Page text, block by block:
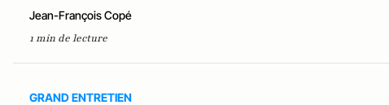
Jean-François Copé
1 min de lecture
GRAND ENTRETIEN